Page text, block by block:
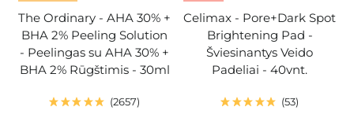
The Ordinary - AHA 30% +
BHA 2% Peeling Solution
- Peelingas su AHA 30% +
BHA 2% Rūgštimis - 30ml
2657
Celimax - Pore+Dark Spot
Brightening Pad -
Šviesinantys Veido
Padeliai - 40vnt.
53